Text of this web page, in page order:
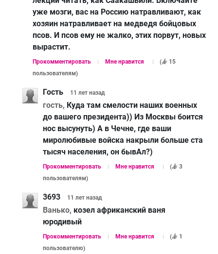
уже мозги, вас на Россию натравливают, как
хозяин натравливает на медведя бойцовых
псов. И псов ему не жалко, этих порвут, новых
вырастит.
Прокомментировать Мне нравится (
15
пользователям)
Гость 11 лет назад
гость, Куда там смелости наших военных
до вашего президента)) Из Москвы боится
нос высунуть) А в Чечне, где ваши
миролюбивые войска накрыли больше ста
тысяч населения, он бывАл?)
Прокомментировать Мне нравится (
3
пользователям)
3693 11 лет назад
Ванько, козел африканский ваня
юродивый
Прокомментировать Мне нравится (
1
пользователю)